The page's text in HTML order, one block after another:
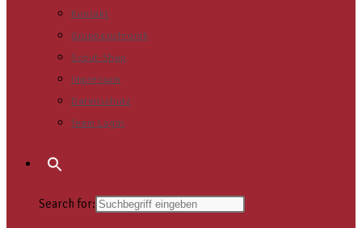
Kontakt
Gruppenchronik
Scout-Shop
Impressum
Datenschutz
Team Login
Search for: